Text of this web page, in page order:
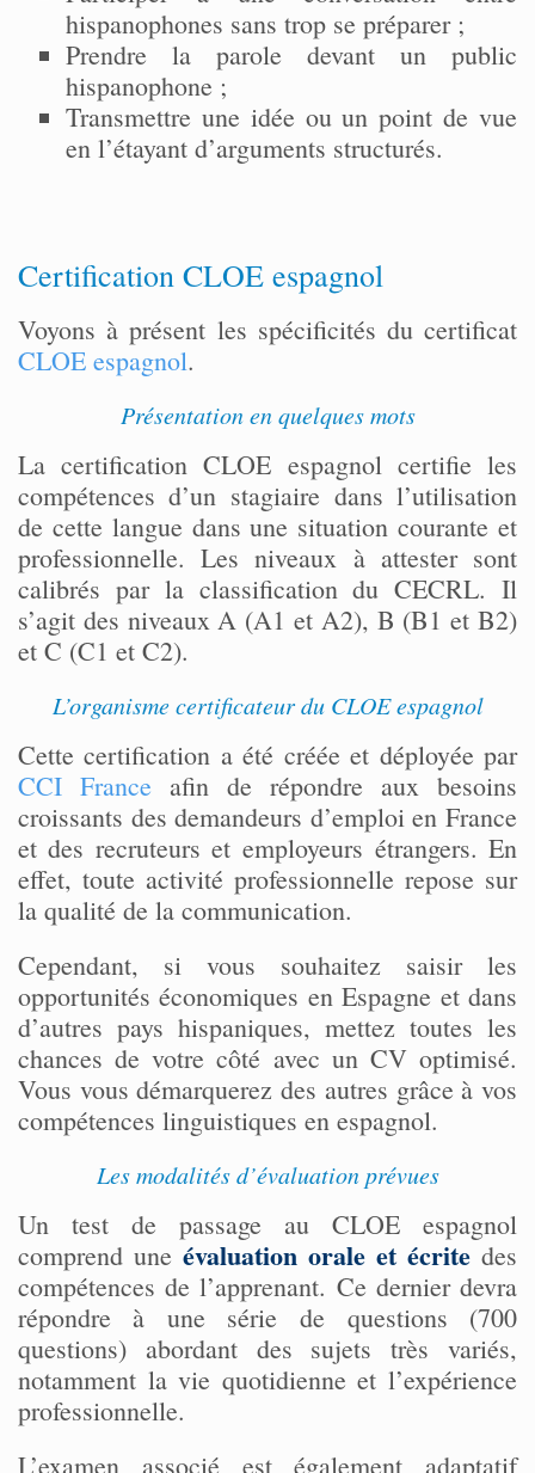
hispanophones sans trop se préparer ;
Prendre la parole devant un public
hispanophone ;
Transmettre une idée ou un point de vue
en l’étayant d’arguments structurés.
Certification CLOE espagnol
Voyons à présent les spécificités du certificat
CLOE espagnol.
Présentation en quelques mots
La certification CLOE espagnol certifie les
compétences d’un stagiaire dans l’utilisation
de cette langue dans une situation courante et
professionnelle. Les niveaux à attester sont
calibrés par la classification du CECRL. Il
s’agit des niveaux A (A1 et A2), B (B1 et B2)
et C (C1 et C2).
L’organisme certificateur du CLOE espagnol
Cette certification a été créée et déployée par
CCI France afin de répondre aux besoins
croissants des demandeurs d’emploi en France
et des recruteurs et employeurs étrangers. En
effet, toute activité professionnelle repose sur
la qualité de la communication.
Cependant, si vous souhaitez saisir les
opportunités économiques en Espagne et dans
d’autres pays hispaniques, mettez toutes les
chances de votre côté avec un CV optimisé.
Vous vous démarquerez des autres grâce à vos
compétences linguistiques en espagnol.
Les modalités d’évaluation prévues
Un test de passage au CLOE espagnol
comprend une évaluation orale et écrite des
compétences de l’apprenant. Ce dernier devra
répondre à une série de questions (700
questions) abordant des sujets très variés,
notamment la vie quotidienne et l’expérience
professionnelle.
L’examen associé est également adaptatif